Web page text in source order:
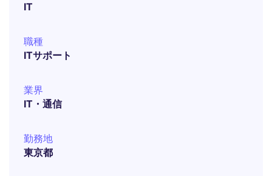
IT
職種
ITサポート
業界
IT・通信
勤務地
東京都